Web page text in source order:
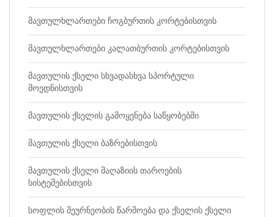
მავთულხლართები ჩოგბურთის კორტებისთვის
მავთულხლართები კალათბურთის კორტებისთვის
მავთულის ქსელი სხვადასხვა სპორტული
მოედნისთვის
მავთულის ქსელის გამოყენება საწყობებში
მავთულის ქსელი ბაზრებისთვის
მავთულის ქსელი მაღაზიის თაროების
სისტემებისთვის
სოფლის მეურნეობის წარმოება და ქსელის ქსელი